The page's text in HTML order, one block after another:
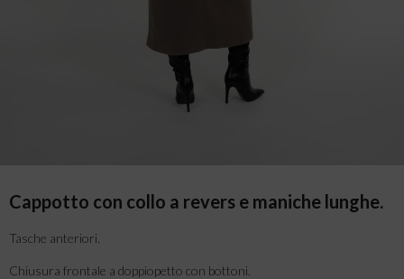
Cappotto con collo a revers e maniche lunghe.
Tasche anteriori.
Chiusura frontale a doppiopetto con bottoni.